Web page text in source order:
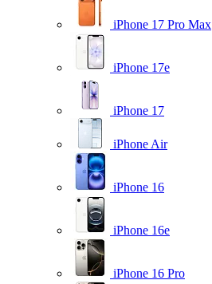
iPhone 17 Pro Max
iPhone 17e
iPhone 17
iPhone Air
iPhone 16
iPhone 16e
iPhone 16 Pro